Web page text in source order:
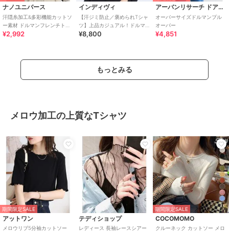
ナノユニバース
汗隠糸加工&多彩機能カットソ
ー素材 ドルマンフレンチトッ
プス
¥2,992
インディヴィ
【汗ジミ防止／褒められTシャ
ツ】上品カジュアル！ドルマ
ンTシャツ
¥8,800
アーバンリサーチ ドアーズ
オーバーサイズドルマンプル
オーバー
¥4,851
もっとみる
メロウ加工の上質なTシャツ
期間限定SALE
アットワン
メロウリブ5分袖カットソー
テディショップ
レディース 長袖レースシアー
期間限定SALE
COCOMOMO
クルーネック カットソー メロ